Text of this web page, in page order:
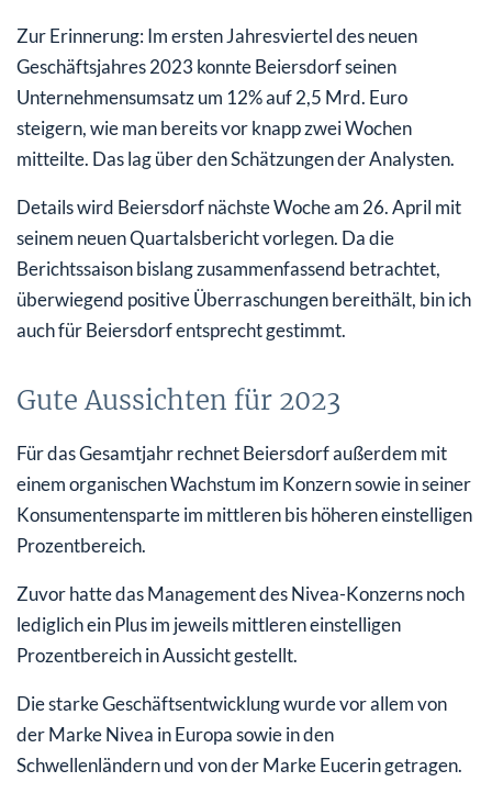
Zur Erinnerung: Im ersten Jahresviertel des neuen
Geschäftsjahres 2023 konnte Beiersdorf seinen
Unternehmensumsatz um 12% auf 2,5 Mrd. Euro
steigern, wie man bereits vor knapp zwei Wochen
mitteilte. Das lag über den Schätzungen der Analysten.
Details wird Beiersdorf nächste Woche am 26. April mit
seinem neuen Quartalsbericht vorlegen. Da die
Berichtssaison bislang zusammenfassend betrachtet,
überwiegend positive Überraschungen bereithält, bin ich
auch für Beiersdorf entsprecht gestimmt.
Gute Aussichten für 2023
Für das Gesamtjahr rechnet Beiersdorf außerdem mit
einem organischen Wachstum im Konzern sowie in seiner
Konsumentensparte im mittleren bis höheren einstelligen
Prozentbereich.
Zuvor hatte das Management des Nivea-Konzerns noch
lediglich ein Plus im jeweils mittleren einstelligen
Prozentbereich in Aussicht gestellt.
Die starke Geschäftsentwicklung wurde vor allem von
der Marke Nivea in Europa sowie in den
Schwellenländern und von der Marke Eucerin getragen.